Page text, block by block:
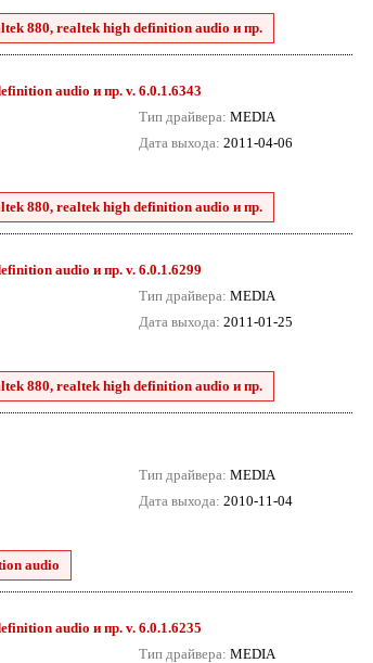
880, realtek high definition audio и пр.
audio и пр. v. 6.0.1.6343
Тип драйвера: MEDIA
Дата выхода: 2011-04-06
880, realtek high definition audio и пр.
audio и пр. v. 6.0.1.6299
Тип драйвера: MEDIA
Дата выхода: 2011-01-25
880, realtek high definition audio и пр.
Тип драйвера: MEDIA
Дата выхода: 2010-11-04
audio
audio и пр. v. 6.0.1.6235
Тип драйвера: MEDIA